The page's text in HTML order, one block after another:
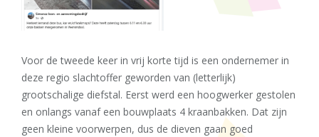
Voor de tweede keer in vrij korte tijd is een ondernemer in
deze regio slachtoffer geworden van (letterlijk)
grootschalige diefstal. Eerst werd een hoogwerker gestolen
en onlangs vanaf een bouwplaats 4 kraanbakken. Dat zijn
geen kleine voorwerpen, dus de dieven gaan goed